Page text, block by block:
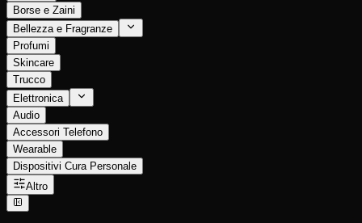
Borse e Zaini
Bellezza e Fragranze
Profumi
Skincare
Trucco
Elettronica
Audio
Accessori Telefono
Wearable
Dispositivi Cura Personale
Altro